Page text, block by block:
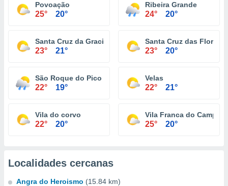
Povoação
25° 20°
Ribeira Grande
24° 20°
Santa Cruz da Graciosa
23° 21°
Santa Cruz das Flores
23° 20°
São Roque do Pico
22° 19°
Velas
22° 21°
Vila do corvo
22° 20°
Vila Franca do Campo
25° 20°
Localidades cercanas
Angra do Heroismo (15.84 km)